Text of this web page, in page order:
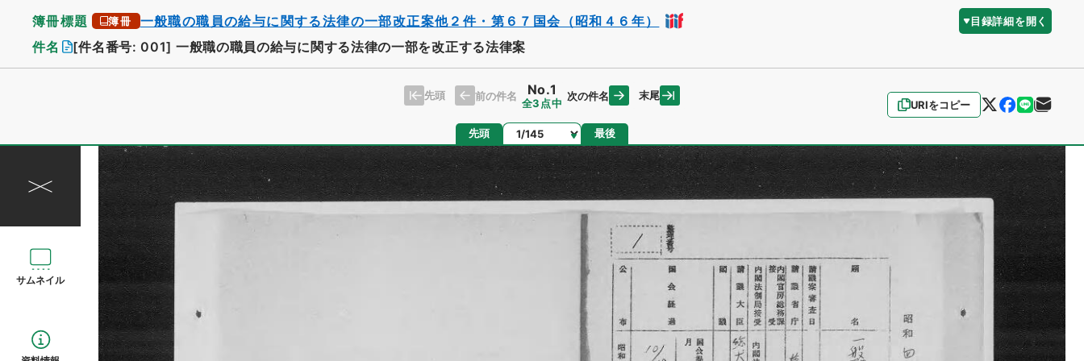
簿冊標題 簿冊 一般職の職員の給与に関する法律の一部改正案他２件・第６７国会（昭和４６年） 目録詳細を開く
件名 [件名番号: 001] 一般職の職員の給与に関する法律の一部を改正する法律案
URIをコピー
先頭 前の件名 No.1
全3点中
次の件名 末尾
先頭 ページ 最後
サムネイル